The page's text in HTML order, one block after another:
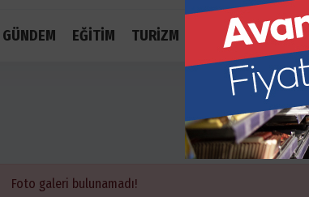
GÜNDEM EĞİTİM TURİZM EKONOMİ
Foto galeri bulunamadı!